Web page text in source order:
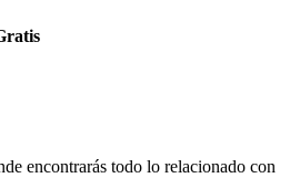
encontrarás todo lo relacionado con